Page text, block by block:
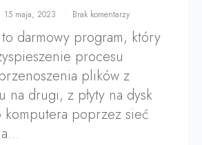
15 maja, 2023 Brak komentarzy
to darmowy program, który
procesu
plików z
na drugi, z płyty na dysk
komputera poprzez sieć